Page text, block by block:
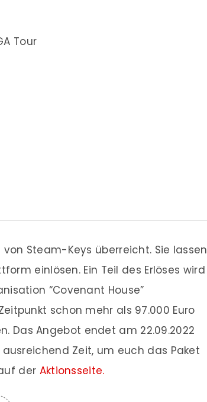
Tour
Steam-Keys überreicht. Sie lassen
einlösen. Ein Teil des Erlöses wird
“Covenant House”
schon mehr als 97.000 Euro
Das Angebot endet am 22.09.2022
Zeit, um euch das Paket
der Aktionsseite.